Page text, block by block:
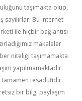
taşımakta olup,
Bu internet
ile hiçbir bağlantısı
makaleler
niteliği taşımamakta
yapılmamaktadır.
tesadüfidir.
bir bilgi paylaşım